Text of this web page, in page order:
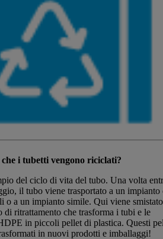
che i tubetti vengono riciclati?
del ciclo di vita del tubo. Una volta
il tubo viene trasportato a un impianto
o a un impianto simile. Qui viene
di ritrattamento che trasforma i tubi e le
in piccoli pellet di plastica. Questi
in nuovi prodotti e imballaggi!